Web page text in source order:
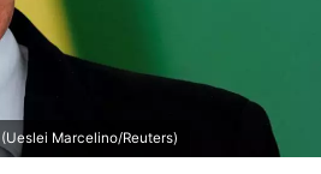
Marcelino/Reuters)